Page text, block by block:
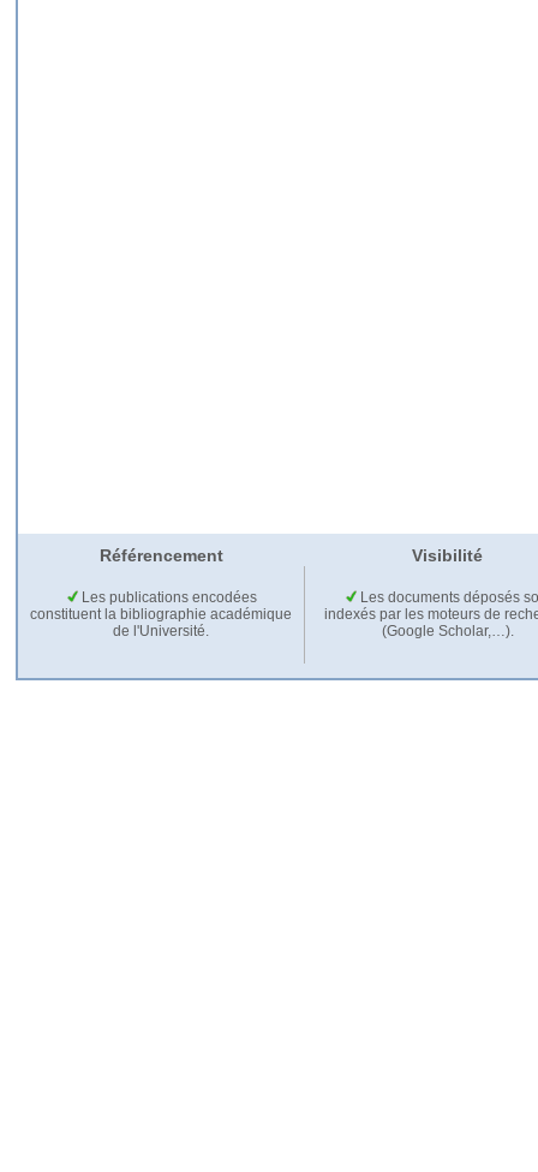
Référencement Visibilité
Les publications encodées
constituent la bibliographie académique
de l'Université.
Les documents déposés
indexés par les moteurs de
(Google Scholar,…).